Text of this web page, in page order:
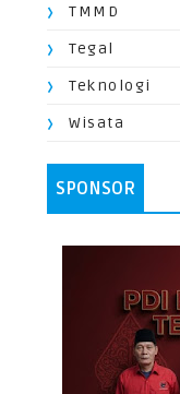
TMMD
Tegal
Teknologi
Wisata
SPONSOR